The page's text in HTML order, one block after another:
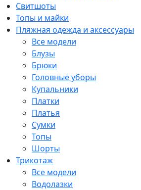
Свитшоты
Топы и майки
Пляжная одежда и аксессуары
Все модели
Блузы
Брюки
Головные уборы
Купальники
Платки
Платья
Сумки
Топы
Шорты
Трикотаж
Все модели
Водолазки